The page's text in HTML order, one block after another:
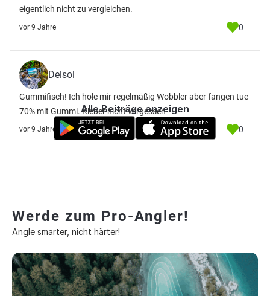
eigentlich nicht zu vergleichen.
vor 9 Jahre 0
Delsol
Gummifisch! Ich hole mir regelmäßig Wobbler aber fangen tue
70% mit Gummi. Kleber nicht vergessen
vor 9 Jahre 0
Alle Beiträge anzeigen
Werde zum Pro-Angler!
Angle smarter, nicht härter!